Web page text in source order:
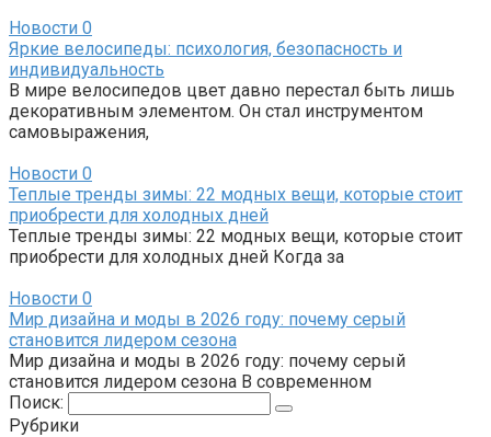
Новости 0
Яркие велосипеды: психология, безопасность и
индивидуальность
В мире велосипедов цвет давно перестал быть лишь
декоративным элементом. Он стал инструментом
самовыражения,
Новости 0
Теплые тренды зимы: 22 модных вещи, которые стоит
приобрести для холодных дней
Теплые тренды зимы: 22 модных вещи, которые стоит
приобрести для холодных дней Когда за
Новости 0
Мир дизайна и моды в 2026 году: почему серый
становится лидером сезона
Мир дизайна и моды в 2026 году: почему серый
становится лидером сезона В современном
Поиск:
Рубрики